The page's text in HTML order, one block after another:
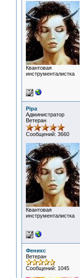
Квантовая
инструменталистка
Pipa
Администратор
Ветеран
Сообщений: 3660
Квантовая
инструменталистка
Феникс
Ветеран
Сообщений: 1045